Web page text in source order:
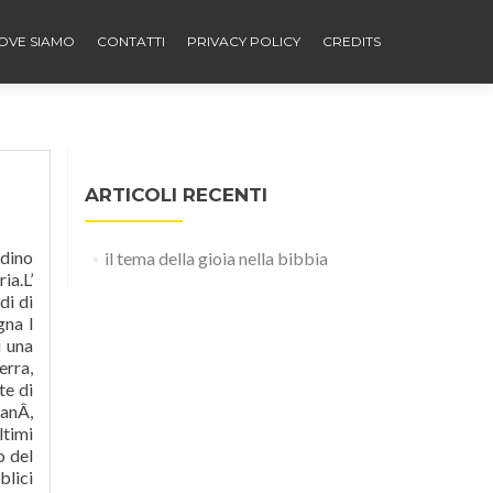
SIAMO CONTATTI PRIVACY POLICY CREDITS
a fare il pastore, se non ci fossero stati nella Bibbia "i versetti della gioia". Andiamo con gioia incontro a Gesù 9 visualizza scarica. Propongo l’intervento video e il testo completo preparato per la Federazione Oratori cremonese sul tema del viaggio nella Bibbia, sussidio per il Grest 2016. Leggere la Bibbia, memor
ARTICOLI RECENTI
il tema della gioia nella bibbia